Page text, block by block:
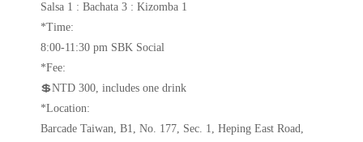
Salsa 1 : Bachata 3 : Kizomba 1
*Time:
8:00-11:30 pm SBK Social
*Fee:
💲NTD 300, includes one drink
*Location:
Barcade Taiwan, B1, No. 177, Sec. 1, Heping East Road,